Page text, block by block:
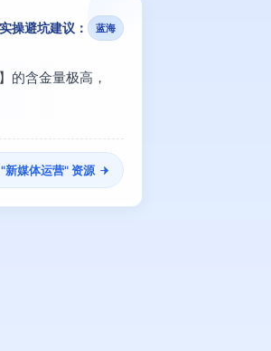
实操避坑建议： 蓝海
的含金量极高，
新媒体运营" 资源